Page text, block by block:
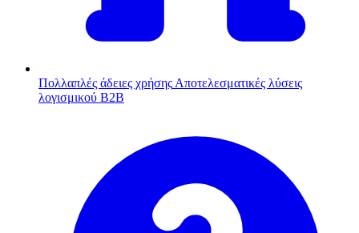
Πολλαπλές άδειες χρήσης Αποτελεσματικές λύσεις
λογισμικού B2B